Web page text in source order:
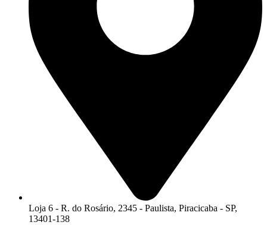
Loja 6 - R. do Rosário, 2345 - Paulista, Piracicaba - SP,
13401-138